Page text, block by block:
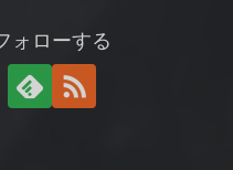
ォローする